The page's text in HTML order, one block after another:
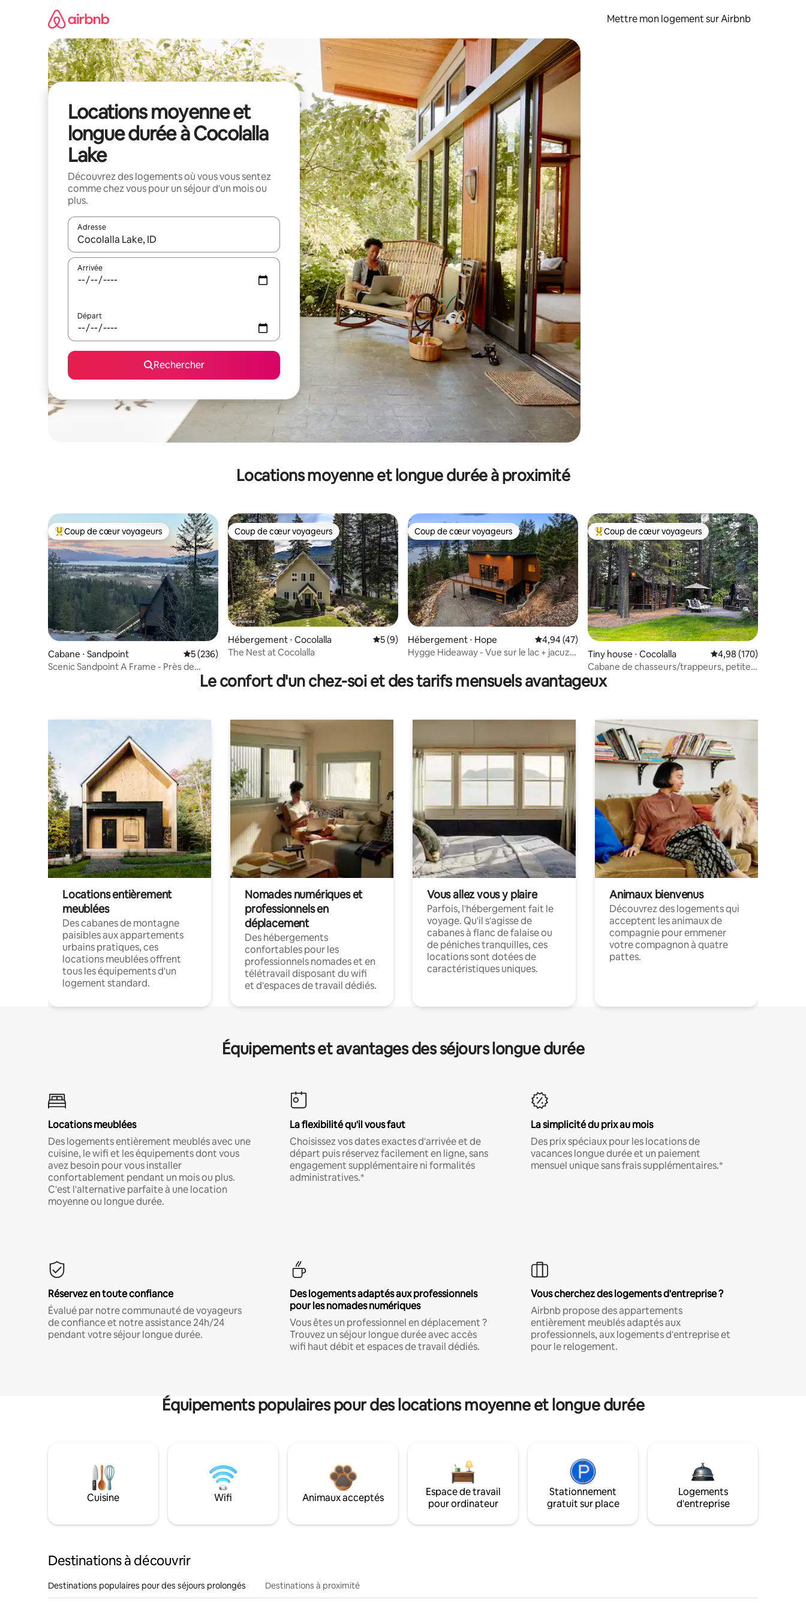
Mettre mon logement sur Airbnb
Locations moyenne et
longue durée à Cocolalla
Lake
Découvrez des logements où vous vous sentez
comme chez vous pour un séjour d'un mois ou
plus.
Adresse
Lorsque les résultats s'affichent, utilisez les flèches vers le haut et vers le bas pour les parcourir ou en appuyant et en faisant glisser.
Arrivée
Départ
Rechercher
Locations moyenne et longue durée à proximité
Coups de cœur voyageurs les plus appréciés
Coup de cœur voyageurs
Cabane ⋅ Sandpoint Évaluation moyenne sur la base de 236 commentaires : 5 sur 5
5 (236)
Scenic Sandpoint A Frame - Près de
Coup de cœur voyageurs
Coup de cœur voyageurs
Hébergement ⋅ Cocolalla Évaluation moyenne sur la base de 9 commentaires : 5 sur 5
5 (9)
The Nest at Cocolalla
Coup de cœur voyageurs
Coup de cœur voyageurs
Hébergement ⋅ Hope Évaluation moyenne sur la base de 47 commentaires : 4,94 sur 5
4,94 (47)
Hygge Hideaway - Vue sur le lac + jacuzzi
Coups de cœur voyageurs les plus appréciés
Coup de cœur voyageurs
Tiny house ⋅ Cocolalla Évaluation moyenne
4,98 (170)
Cabane de chasseurs/trappeurs, petite
cabane, Cocolalla
Le confort d'un chez-soi et des tarifs mensuels avantageux
Locations entièrement
meublées
Des cabanes de montagne
paisibles aux appartements
urbains pratiques, ces
locations meublées offrent
tous les équipements d'un
logement standard.
Nomades numériques et
professionnels en
déplacement
Des hébergements
confortables pour les
professionnels nomades et en
télétravail disposant du wifi
et d'espaces de travail dédiés.
Vous allez vous y plaire
Parfois, l'hébergement fait le
voyage. Qu'il s'agisse de
cabanes à flanc de falaise ou
de péniches tranquilles, ces
locations sont dotées de
caractéristiques uniques.
Animaux bienvenus
Découvrez des logements qui
acceptent les animaux de
compagnie pour emmener
votre compagnon à quatre
pattes.
Équipements et avantages des séjours longue durée
Locations meublées
Des logements entièrement meublés avec une
cuisine, le wifi et les équipements dont vous
avez besoin pour vous installer
confortablement pendant un mois ou plus.
C'est l'alternative parfaite à une location
moyenne ou longue durée.
La flexibilité qu'il vous faut
Choisissez vos dates exactes d'arrivée et de
départ puis réservez facilement en ligne, sans
engagement supplémentaire ni formalités
administratives.*
La simplicité du prix au mois
Des prix spéciaux pour les locations de
vacances longue durée et un paiement
mensuel unique sans frais supplémentaires.*
Réservez en toute confiance
Évalué par notre communauté de voyageurs
de confiance et notre assistance 24h/24
pendant votre séjour longue durée.
Des logements adaptés aux professionnels
pour les nomades numériques
Vous êtes un professionnel en déplacement ?
Trouvez un séjour longue durée avec accès
wifi haut débit et espaces de travail dédiés.
Vous cherchez des logements d'entreprise ?
Airbnb propose des appartements
entièrement meublés adaptés aux
professionnels, aux logements d'entreprise et
pour le relogement.
Équipements populaires pour des locations moyenne et longue durée
Cuisine Wifi Animaux acceptés
Espace de travail
pour ordinateur
Stationnement
gratuit sur place
Logements
d'entreprise
Destinations à découvrir
Destinations populaires pour des séjours prolongés Destinations à proximité